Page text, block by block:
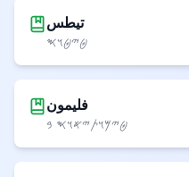
تيطس
𐤈𐤉𐤈𐤅𐤎
فليمون
𐤈𐤉𐤌𐤅𐤕𐤉𐤀𐤅𐤎 𐤁